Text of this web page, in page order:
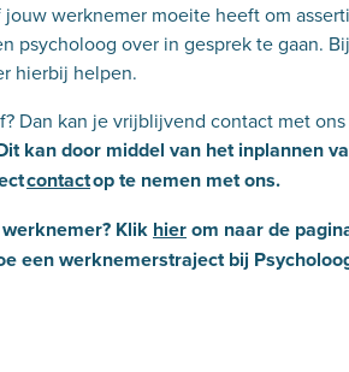
werknemer moeite heeft om
psycholoog over in gesprek te gaan.
hierbij helpen.
Dan kan je vrijblijvend contact met
kan door middel van het inplannen
contactop te nemen met ons.
Klik hierom naar de
een werknemerstraject bij